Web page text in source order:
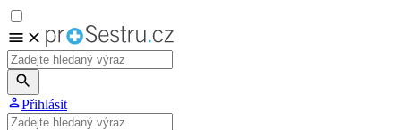
Přihlásit